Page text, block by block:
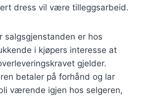
dress vil være tilleggsarbeid.
salgsgjenstanden er hos
i kjøpers interesse at
gjelder.
betaler på forhånd og lar
værende igjen hos selgeren,